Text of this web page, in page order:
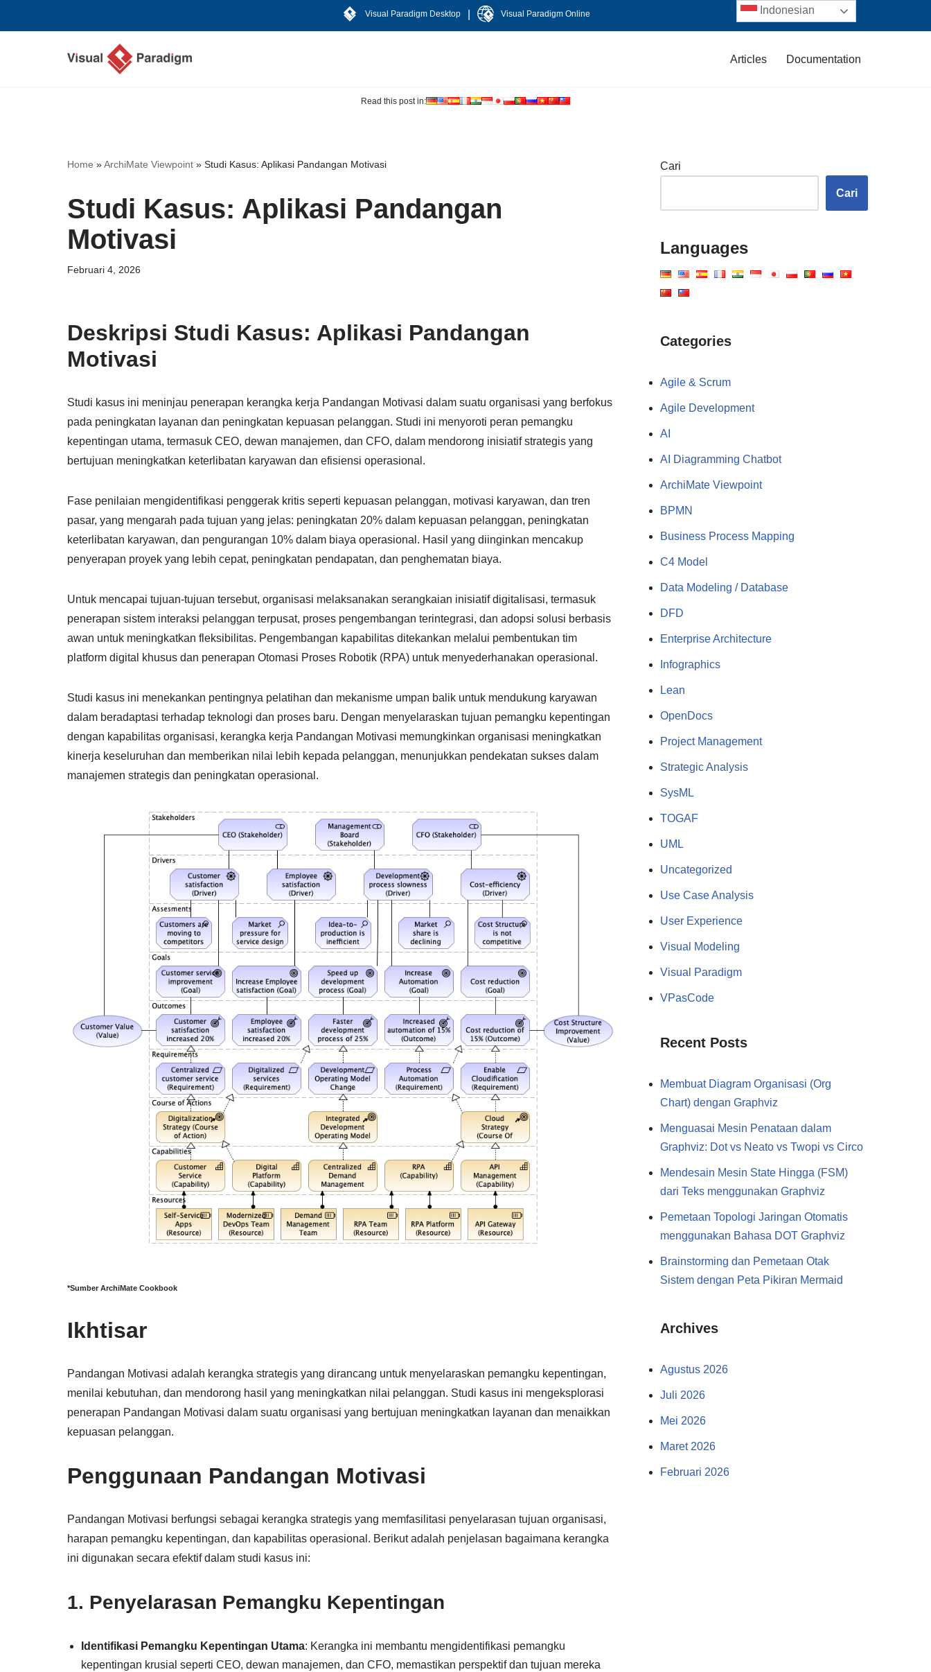
Visual Paradigm Desktop Visual Paradigm Online
Articles Documentation
Read this post in:
Home »ArchiMate Viewpoint » Studi Kasus: Aplikasi Pandangan Motivasi
Studi Kasus: Aplikasi Pandangan
Motivasi
Februari 4, 2026
Deskripsi Studi Kasus: Aplikasi Pandangan
Motivasi
Studi kasus ini meninjau penerapan kerangka kerja Pandangan Motivasi dalam suatu organisasi yang berfokus
pada peningkatan layanan dan peningkatan kepuasan pelanggan. Studi ini menyoroti peran pemangku
kepentingan utama, termasuk CEO, dewan manajemen, dan CFO, dalam mendorong inisiatif strategis yang
bertujuan meningkatkan keterlibatan karyawan dan efisiensi operasional.
Fase penilaian mengidentifikasi penggerak kritis seperti kepuasan pelanggan, motivasi karyawan, dan tren
pasar, yang mengarah pada tujuan yang jelas: peningkatan 20% dalam kepuasan pelanggan, peningkatan
keterlibatan karyawan, dan pengurangan 10% dalam biaya operasional. Hasil yang diinginkan mencakup
penyerapan proyek yang lebih cepat, peningkatan pendapatan, dan penghematan biaya.
Untuk mencapai tujuan-tujuan tersebut, organisasi melaksanakan serangkaian inisiatif digitalisasi, termasuk
penerapan sistem interaksi pelanggan terpusat, proses pengembangan terintegrasi, dan adopsi solusi berbasis
awan untuk meningkatkan fleksibilitas. Pengembangan kapabilitas ditekankan melalui pembentukan tim
platform digital khusus dan penerapan Otomasi Proses Robotik (RPA) untuk menyederhanakan operasional.
Studi kasus ini menekankan pentingnya pelatihan dan mekanisme umpan balik untuk mendukung karyawan
dalam beradaptasi terhadap teknologi dan proses baru. Dengan menyelaraskan tujuan pemangku kepentingan
dengan kapabilitas organisasi, kerangka kerja Pandangan Motivasi memungkinkan organisasi meningkatkan
kinerja keseluruhan dan memberikan nilai lebih kepada pelanggan, menunjukkan pendekatan sukses dalam
manajemen strategis dan peningkatan operasional.
*Sumber ArchiMate Cookbook
Ikhtisar
Pandangan Motivasi adalah kerangka strategis yang dirancang untuk menyelaraskan pemangku kepentingan,
menilai kebutuhan, dan mendorong hasil yang meningkatkan nilai pelanggan. Studi kasus ini mengeksplorasi
penerapan Pandangan Motivasi dalam suatu organisasi yang bertujuan meningkatkan layanan dan menaikkan
kepuasan pelanggan.
Penggunaan Pandangan Motivasi
Pandangan Motivasi berfungsi sebagai kerangka strategis yang memfasilitasi penyelarasan tujuan organisasi,
harapan pemangku kepentingan, dan kapabilitas operasional. Berikut adalah penjelasan bagaimana kerangka
ini digunakan secara efektif dalam studi kasus ini:
1. Penyelarasan Pemangku Kepentingan
Identifikasi Pemangku Kepentingan Utama: Kerangka ini membantu mengidentifikasi pemangku
kepentingan krusial seperti CEO, dewan manajemen, dan CFO, memastikan perspektif dan tujuan mereka
Cari
Cari
Languages
Categories
Agile & Scrum
Agile Development
AI
AI Diagramming Chatbot
ArchiMate Viewpoint
BPMN
Business Process Mapping
C4 Model
Data Modeling / Database
DFD
Enterprise Architecture
Infographics
Lean
OpenDocs
Project Management
Strategic Analysis
SysML
TOGAF
UML
Uncategorized
Use Case Analysis
User Experience
Visual Modeling
Visual Paradigm
VPasCode
Recent Posts
Membuat Diagram Organisasi (Org
Chart) dengan Graphviz
Menguasai Mesin Penataan dalam
Graphviz: Dot vs Neato vs Twopi vs Circo
Mendesain Mesin State Hingga (FSM)
dari Teks menggunakan Graphviz
Pemetaan Topologi Jaringan Otomatis
menggunakan Bahasa DOT Graphviz
Brainstorming dan Pemetaan Otak
Sistem dengan Peta Pikiran Mermaid
Archives
Agustus 2026
Juli 2026
Mei 2026
Maret 2026
Februari 2026
Indonesian